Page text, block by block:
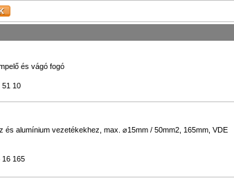
és vágó fogó
51 10
és alumínium vezetékekhez, max. ⌀15mm / 50mm2, 165mm, VDE
16 165